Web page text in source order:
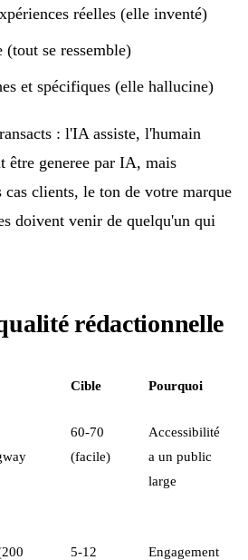
réelles (elle inventé)
se ressemble)
et spécifiques (elle hallucine)
: l'IA assiste, l'humain
être generee par IA, mais
clients, le ton de votre marque
doivent venir de quelqu'un qui
rédactionnelle
Cible Pourquoi
60-70
(facile)
Accessibilité
a un public
large
5-12
Engagement